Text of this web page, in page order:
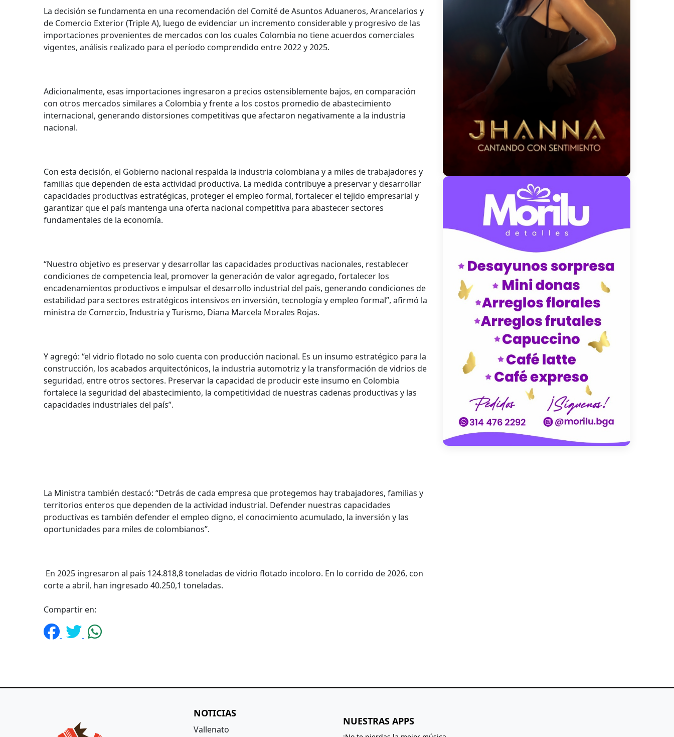
La decisión se fundamenta en una recomendación del Comité de Asuntos Aduaneros, Arancelarios y
de Comercio Exterior (Triple A), luego de evidenciar un incremento considerable y progresivo de las
importaciones provenientes de mercados con los cuales Colombia no tiene acuerdos comerciales
vigentes, análisis realizado para el período comprendido entre 2022 y 2025.
Adicionalmente, esas importaciones ingresaron a precios ostensiblemente bajos, en comparación
con otros mercados similares a Colombia y frente a los costos promedio de abastecimiento
internacional, generando distorsiones competitivas que afectaron negativamente a la industria
nacional.
Con esta decisión, el Gobierno nacional respalda la industria colombiana y a miles de trabajadores y
familias que dependen de esta actividad productiva. La medida contribuye a preservar y desarrollar
capacidades productivas estratégicas, proteger el empleo formal, fortalecer el tejido empresarial y
garantizar que el país mantenga una oferta nacional competitiva para abastecer sectores
fundamentales de la economía.
“Nuestro objetivo es preservar y desarrollar las capacidades productivas nacionales, restablecer
condiciones de competencia leal, promover la generación de valor agregado, fortalecer los
encadenamientos productivos e impulsar el desarrollo industrial del país, generando condiciones de
estabilidad para sectores estratégicos intensivos en inversión, tecnología y empleo formal”, afirmó la
ministra de Comercio, Industria y Turismo, Diana Marcela Morales Rojas.
Y agregó: “el vidrio flotado no solo cuenta con producción nacional. Es un insumo estratégico para la
construcción, los acabados arquitectónicos, la industria automotriz y la transformación de vidrios de
seguridad, entre otros sectores. Preservar la capacidad de producir este insumo en Colombia
fortalece la seguridad del abastecimiento, la competitividad de nuestras cadenas productivas y las
capacidades industriales del país”.
La Ministra también destacó: “Detrás de cada empresa que protegemos hay trabajadores, familias y
territorios enteros que dependen de la actividad industrial. Defender nuestras capacidades
productivas es también defender el empleo digno, el conocimiento acumulado, la inversión y las
oportunidades para miles de colombianos”.
En 2025 ingresaron al país 124.818,8 toneladas de vidrio flotado incoloro. En lo corrido de 2026, con
corte a abril, han ingresado 40.250,1 toneladas.
Compartir en:
NOTICIAS
Vallenato
NUESTRAS APPS